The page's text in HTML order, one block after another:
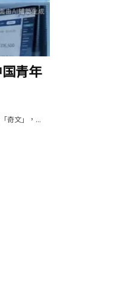
青年
奇文」，...